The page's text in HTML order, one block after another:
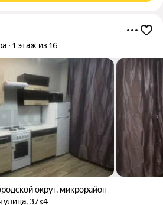
1 этаж из 16
округ, микрорайон
улица,37к4